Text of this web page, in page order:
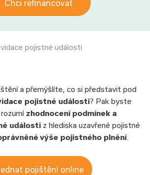
Chci refinancovat
pojistné události
a přemýšlíte, co si představit pod
pojistné události? Pak byste
zhodnocení podmínek a
události z hlediska uzavřené pojistné
výše pojistného plnění.
pojištění online